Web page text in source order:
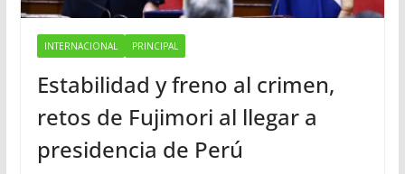
INTERNACIONAL PRINCIPAL
Estabilidad y freno al crimen,
retos de Fujimori al llegar a
presidencia de Perú